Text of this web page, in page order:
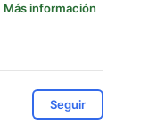
Más información
Seguir